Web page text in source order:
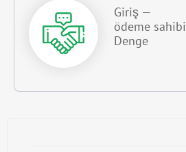
Giriş —
ödeme sahibi
Denge